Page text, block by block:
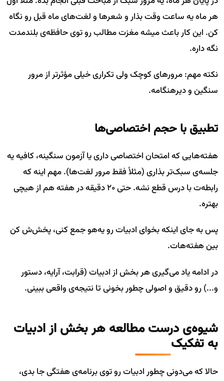
هر ماه یه ساعت وقت بذار و شعرها و لغت‌های ماه قبل رو نگاه
کن. این کار باعث میشه مغزت مطالب رو توی حافظه‌ی بلندمدت
نگه داره.
نکته مهم: مرورهای کوچک ولی تکراری خیلی مؤثرتر از مرور
سنگین و دیرهنگامه.
تطبیق با حجم اختصاصی‌ها
هفته‌هایی که امتحان اختصاصی داری یا آزمون سنگینه، کافیه یه
جلسه‌ی سبک‌تر بذاری (مثلاً فقط مرور لغت‌ها). مهم اینه که
رابطه‌ت با درس قطع نشه. حتی ۲۰ دقیقه در هفته هم از هیچی
بهتره.
پس به جای اینکه بخوای ادبیات رو یه‌هو جمع کنی، پخش‌ش کن
بین هفته‌هات.
در ادامه یاد می‌گیری هر بخش از ادبیات (قرابت، آرایه، دستور
و...) رو دقیق و اصولی چطور بخونی تا نتیجه‌ی واقعی ببینی.
شیوه‌ی درست مطالعه هر بخش از ادبیات
به تفکیک
حالا که می‌دونی چطور ادبیات رو توی برنامه‌ی هفتگی جا بدی،